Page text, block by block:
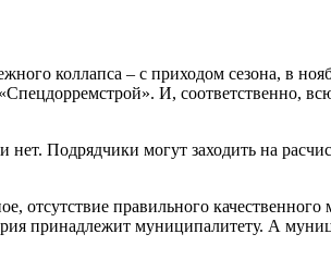
коллапса – с приходом сезона, в
И, соответственно,
Подрядчики могут заходить на
отсутствие правильного
принадлежит муниципалитету. А